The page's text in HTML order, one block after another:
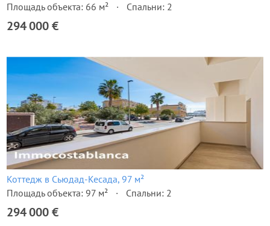
Площадь объекта: 66 м²
Спальни: 2
294 000 €
Коттедж в Сьюдад-Кесада, 97 м²
Площадь объекта: 97 м²
Спальни: 2
294 000 €